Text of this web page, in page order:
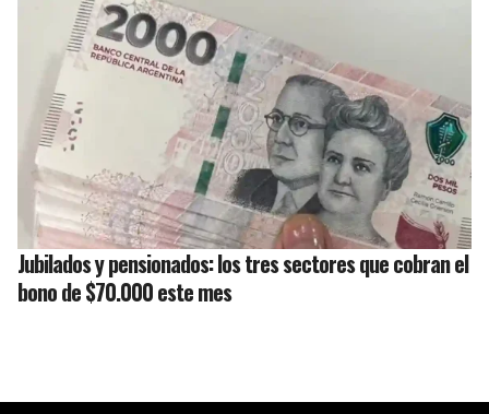
Jubilados y pensionados: los tres sectores que cobran el
bono de $70.000 este mes